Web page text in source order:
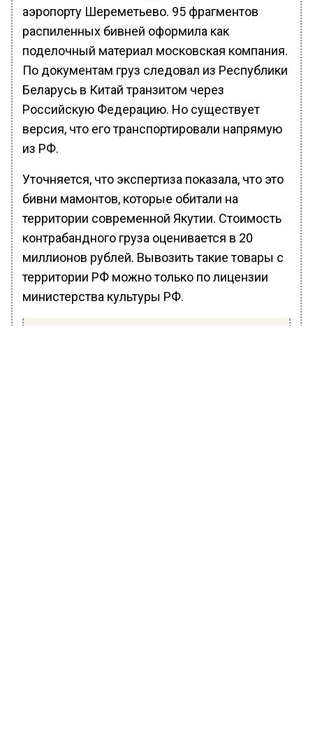
аэропорту Шереметьево. 95 фрагментов
распиленных бивней оформила как
поделочный материал московская компания.
По документам груз следовал из Республики
Беларусь в Китай транзитом через
Российскую Федерацию. Но существует
версия, что его транспортировали напрямую
из РФ.
Уточняется, что экспертиза показала, что это
бивни мамонтов, которые обитали на
территории современной Якутии. Стоимость
контрабандного груза оценивается в 20
миллионов рублей. Вывозить такие товары с
территории РФ можно только по лицензии
министерства культуры РФ.